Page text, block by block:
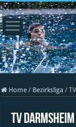
Home / Bezirksliga /
TV